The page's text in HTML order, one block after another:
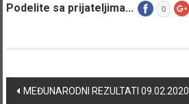
Podelite sa prijateljima... 0
Post navigation
MEĐUNARODNI REZULTATI 09.02.2020.